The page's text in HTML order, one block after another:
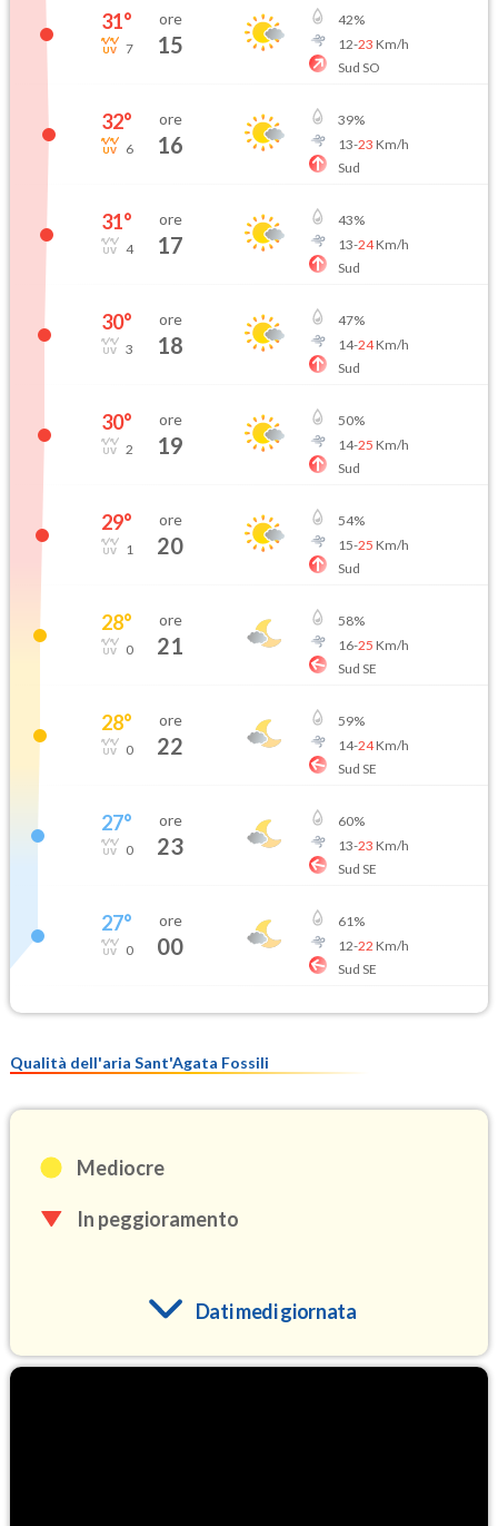
31°
7
ore
15
42%
12-23 Km/h
Sud SO
32°
6
ore
16
39%
13-23 Km/h
Sud
31°
4
ore
17
43%
13-24Km/h
Sud
30°
3
ore
18
47%
14-24Km/h
Sud
30°
2
ore
19
50%
14-25 Km/h
Sud
29°
1
ore
20
54%
15-25 Km/h
Sud
28°
0
ore
21
58%
16-25 Km/h
Sud SE
28°
0
ore
22
59%
14-24Km/h
Sud SE
27°
0
ore
23
60%
13-23 Km/h
Sud SE
27°
0
ore
00
61%
12-22 Km/h
Sud SE
Qualità dell'aria Sant'Agata Fossili
Mediocre
In peggioramento
Dati medi giornata